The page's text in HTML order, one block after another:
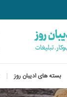
بسته های ادیبان روز